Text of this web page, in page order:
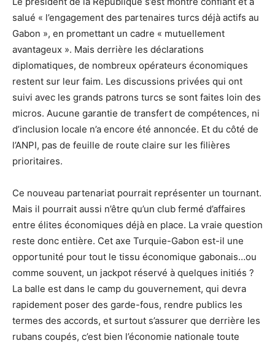
salué « l’engagement des partenaires turcs déjà actifs au
Gabon », en promettant un cadre « mutuellement
avantageux ». Mais derrière les déclarations
diplomatiques, de nombreux opérateurs économiques
restent sur leur faim. Les discussions privées qui ont
suivi avec les grands patrons turcs se sont faites loin des
micros. Aucune garantie de transfert de compétences, ni
d’inclusion locale n’a encore été annoncée. Et du côté de
l’ANPI, pas de feuille de route claire sur les filières
prioritaires.
Ce nouveau partenariat pourrait représenter un tournant.
Mais il pourrait aussi n’être qu’un club fermé d’affaires
entre élites économiques déjà en place. La vraie question
reste donc entière. Cet axe Turquie-Gabon est-il une
opportunité pour tout le tissu économique gabonais…ou
comme souvent, un jackpot réservé à quelques initiés ?
La balle est dans le camp du gouvernement, qui devra
rapidement poser des garde-fous, rendre publics les
termes des accords, et surtout s’assurer que derrière les
rubans coupés, c’est bien l’économie nationale toute